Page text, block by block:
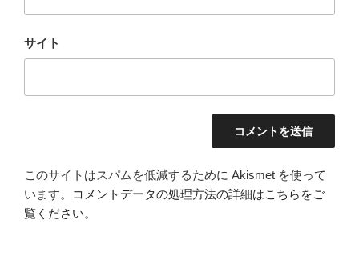
サイト
このサイトはスパムを低減するために Akismet を使って
います。
コメントデータの処理方法の詳細はこちらをご
覧ください。